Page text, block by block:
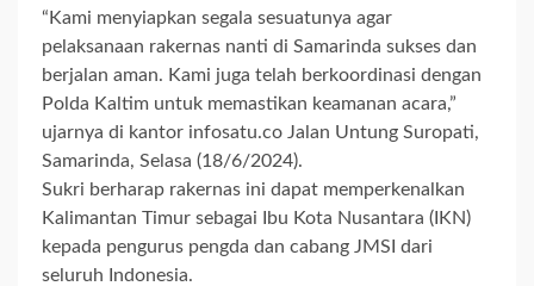
“Kami menyiapkan segala sesuatunya agar
pelaksanaan rakernas nanti di Samarinda sukses dan
berjalan aman. Kami juga telah berkoordinasi dengan
Polda Kaltim untuk memastikan keamanan acara,”
ujarnya di kantor infosatu.co Jalan Untung Suropati,
Samarinda, Selasa (18/6/2024).
Sukri berharap rakernas ini dapat memperkenalkan
Kalimantan Timur sebagai Ibu Kota Nusantara (IKN)
kepada pengurus pengda dan cabang JMSI dari
seluruh Indonesia.